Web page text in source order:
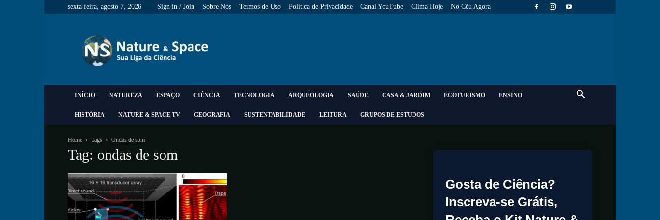
sexta-feira, agosto 7, 2026 Sign in / Join Sobre Nós Termos de Uso Política de Privacidade Canal YouTube Clima Hoje No Céu Agora
&
Space
INÍCIO NATUREZA ESPAÇO CIÊNCIA TECNOLOGIA ARQUEOLOGIA SAÚDE CASA & JARDIM ECOTURISMO ENSINO
HISTÓRIA NATURE & SPACE TV GEOGRAFIA SUSTENTABILIDADE LEITURA GRUPOS DE ESTUDOS
Home Tags Ondas de som
Tag: ondas de som
Gosta de Ciência?
Inscreva-se Grátis,